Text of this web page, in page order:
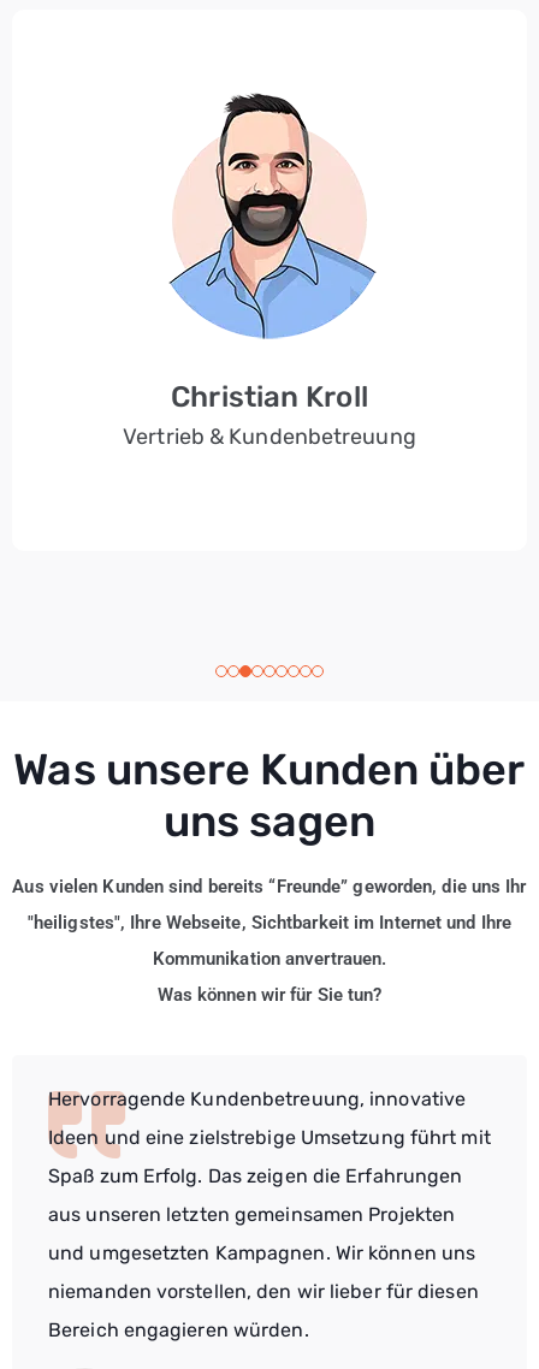
Christian Kroll
Vertrieb & Kundenbetreuung
Was unsere Kunden über
uns sagen
Aus vielen Kunden sind bereits “Freunde” geworden, die uns Ihr
"heiligstes", Ihre Webseite, Sichtbarkeit im Internet und Ihre
Kommunikation anvertrauen.
Was können wir für Sie tun?
Hervorragende Kundenbetreuung, innovative
Ideen und eine zielstrebige Umsetzung führt mit
Spaß zum Erfolg. Das zeigen die Erfahrungen
aus unseren letzten gemeinsamen Projekten
und umgesetzten Kampagnen. Wir können uns
niemanden vorstellen, den wir lieber für diesen
Bereich engagieren würden.